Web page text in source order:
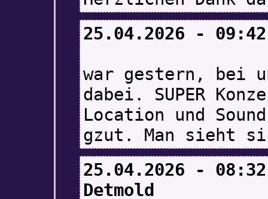
25.04.2026 - 09:42
war gestern, bei
dabei. SUPER
Location und
gzut. Man sieht
25.04.2026 - 08:32
Detmold